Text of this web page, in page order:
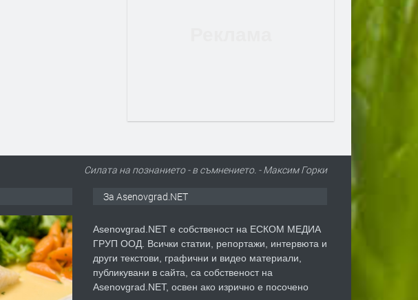
Силата на познанието - в съмнението. - Максим Горки
За Asenovgrad.NET
Asenovgrad.NET е собственост на ЕСКОМ МЕДИА
ГРУП ООД. Всички статии, репортажи, интервюта и
други текстови, графични и видео материали,
публикувани в сайта, са собственост на
Asenovgrad.NET, освен ако изрично е посочено